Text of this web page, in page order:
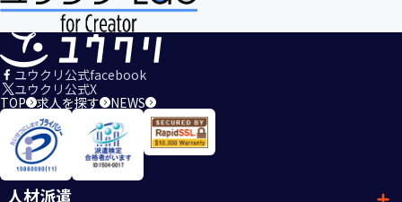
ユウクリ公式facebook
ユウクリ公式X
TOP 求人を探す NEWS
人材派遣